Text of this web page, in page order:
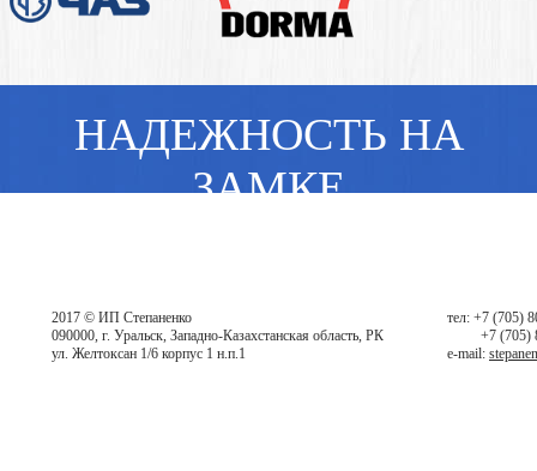
НАДЕЖНОСТЬ НА
ЗАМКЕ
2017 © ИП Степаненко
090000, г. Уральск, Западно-Казахстанская область, РК
ул. Желтоксан 1/6 корпус 1 н.п.1
тел: +7 (705)
+7 (705)
e-mail: